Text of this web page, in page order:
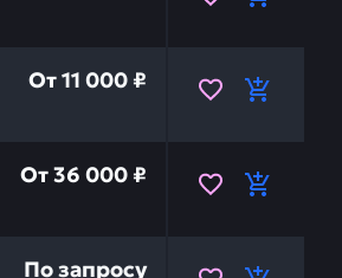
— это инвестиция в
От11 000 ₽
в бесперебойную
От36 000 ₽
это инвестиция в
По запросу